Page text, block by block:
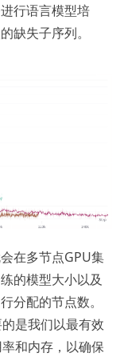
行语言模型培
缺失子序列。
在多节点GPU集
的模型大小以及
分配的节点数。
是我们以最有效
和内存，以确保